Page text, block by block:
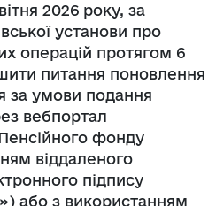
2026 року, за
установи про
операцій протягом 6
питання поновлення
за умови подання
вебпортал
фонду
віддаленого
підпису
або з використанням